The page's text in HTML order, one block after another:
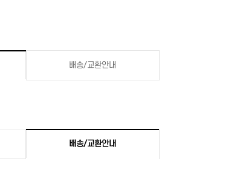
배송/교환안내
배송/교환안내